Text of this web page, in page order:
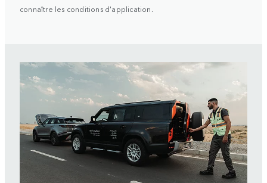
connaître les conditions d'application.